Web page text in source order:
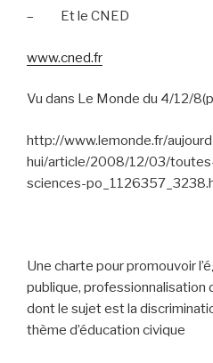
– Et le CNED
www.cned.fr
Vu dans Le Monde du 4/12/
http://www.lemonde.fr/
hui/article/2008/12/03/
sciences-
Une charte pour promouvoir
publique, professionnalisation
dont le sujet est la
thème d’éducation civique